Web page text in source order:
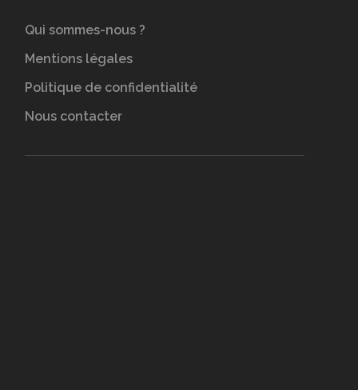
Qui sommes-nous ?
Mentions légales
Politique de confidentialité
Nous contacter